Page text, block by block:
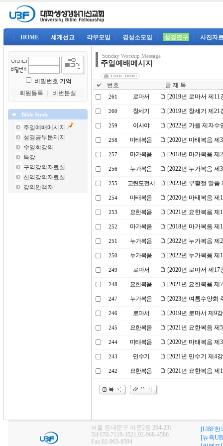
HOME 세계선교 각부모임 경성소모임 성경연구 사진자
비밀번호 기억
회원등록
비번분실
Bible Study
주일예배메시지
성경공부문제지
수양회강의
특강
구약강의자료실
신약강의자료실
강의안책자
Sunday Worship Message
주일예배메시지
번호 글 제 목
261 로마서 [2019년 로마서 제
260 창세기 [2019년 창세기 제
259 이사야 [2022년 가을 제자
258 마태복음 [2020년 마태복음
257 마가복음 [2018년 마가복음 제
256 누가복음 [2022년 누가복음
255 고린도전서 [2023년 부활절 말
254 마태복음 [2020년 마태복음
253 요한복음 [2021년 요한복음 제
252 마가복음 [2018년 마가복음 제
251 누가복음 [2022년 누가복음 제
250 누가복음 [2022년 누가복음
249 로마서 [2020년 로마서 제17
248 요한복음 [2021년 요한복음
247 누가복음 [2023년 여름수양회
246 로마서 [2019년 로마서 제9
245 요한복음 [2021년 요한복음 제
244 마태복음 [2020년 마태복음
243 민수기 [2021년 민수기 제4
242 요한복음 [2021년 요한복음
서울 동대문구 이문2동 264-231
Tel:070-7119-3521,02-968-4586
Fax:02-965-8594
[UBF한
[뉴욕